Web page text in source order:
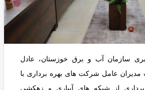
سازمان آب و برق خوزستان، عادل
عامل شرکت های بهره برداری با
از شبکه های آبیاری و زهکشی